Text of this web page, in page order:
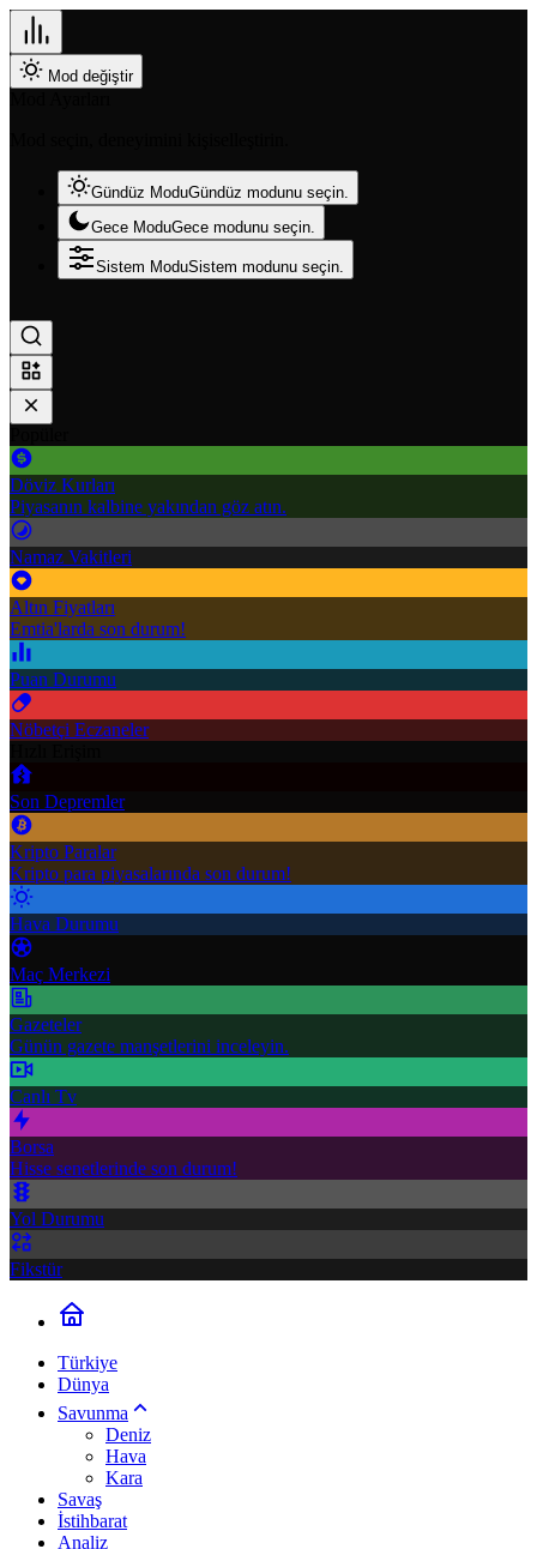
Mod değiştir
Gündüz ModuGündüz modunu seçin.
Gece ModuGece modunu seçin.
Sistem ModuSistem modunu seçin.
Döviz Kurları
Piyasanın kalbine yakından göz atın.
Namaz Vakitleri
Altın Fiyatları
Emtia'larda son durum!
Puan Durumu
Nöbetçi Eczaneler
Son Depremler
Kripto Paralar
Kripto para piyasalarında son durum!
Hava Durumu
Maç Merkezi
Gazeteler
Günün gazete manşetlerini inceleyin.
Canlı Tv
Borsa
Hisse senetlerinde son durum!
Yol Durumu
Fikstür
Türkiye
Dünya
Savunma
Deniz
Hava
Kara
Savaş
İstihbarat
Analiz